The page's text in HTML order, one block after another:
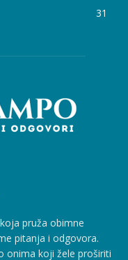
31
pruža obimne
pitanja i odgovora.
onima koji žele proširiti